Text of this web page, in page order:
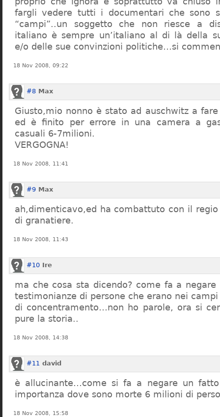
fargli vedere tutti i documentari che sono
“campi”..un soggetto che non riesce a
italiano è sempre un’italiano al di là della
e/o delle sue convinzioni politiche…si
18 Nov 2008, 09:22
#8 Max
Giusto,mio nonno è stato ad auschwitz a
ed è finito per errore in una camera a
casuali 6-7milioni.
VERGOGNA!
18 Nov 2008, 11:41
#9 Max
ah,dimenticavo,ed ha combattuto con il
di granatiere.
18 Nov 2008, 11:43
#10 Ire
ma che cosa sta dicendo? come fa a
testimonianze di persone che erano nei campi
di concentramento…non ho parole, ora si
pure la storia..
18 Nov 2008, 14:38
#11 david
è allucinante…come si fa a negare un
importanza dove sono morte 6 milioni di
18 Nov 2008, 15:58